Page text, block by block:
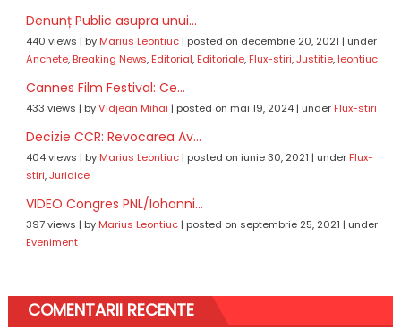
Denunț Public asupra unui...
440 views | by Marius Leontiuc| posted on decembrie 20, 2021 | under
Anchete, Breaking News, Editorial, Editoriale, Flux-stiri,Justitie, leontiuc
Cannes Film Festival: Ce...
433 views | byVidjean Mihai | posted on mai 19, 2024| under Flux-stiri
Decizie CCR: Revocarea Av...
404 views | by Marius Leontiuc| posted on iunie 30, 2021 | under Flux-
stiri,Juridice
VIDEO Congres PNL/Iohanni...
397 views | by Marius Leontiuc| posted on septembrie 25, 2021 | under
Eveniment
COMENTARII RECENTE